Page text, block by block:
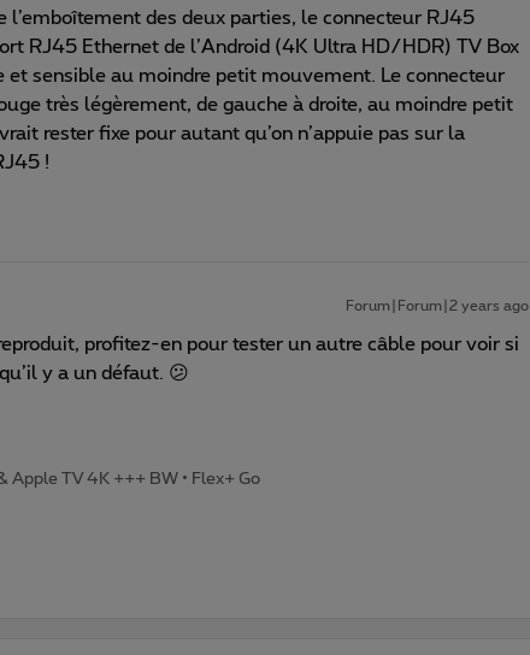
l’emboîtement des deux parties, le connecteur RJ45
RJ45 Ethernet de l’Android (4K Ultra HD/HDR) TV Box
et sensible au moindre petit mouvement. Le connecteur
très légèrement, de gauche à droite, au moindre petit
rester fixe pour autant qu’on n’appuie pas sur la
!
Forum|Forum|2 years ago
profitez-en pour tester un autre câble pour voir si
y a un défaut. 😕
Apple TV 4K +++ BW • Flex+ Go